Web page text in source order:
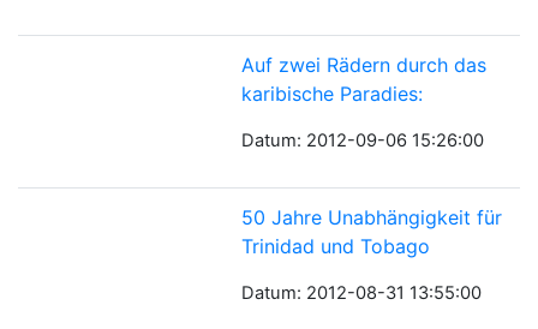
Auf zwei Rädern durch das
karibische Paradies:
Datum: 2012-09-06 15:26:00
50 Jahre Unabhängigkeit für
Trinidad und Tobago
Datum: 2012-08-31 13:55:00